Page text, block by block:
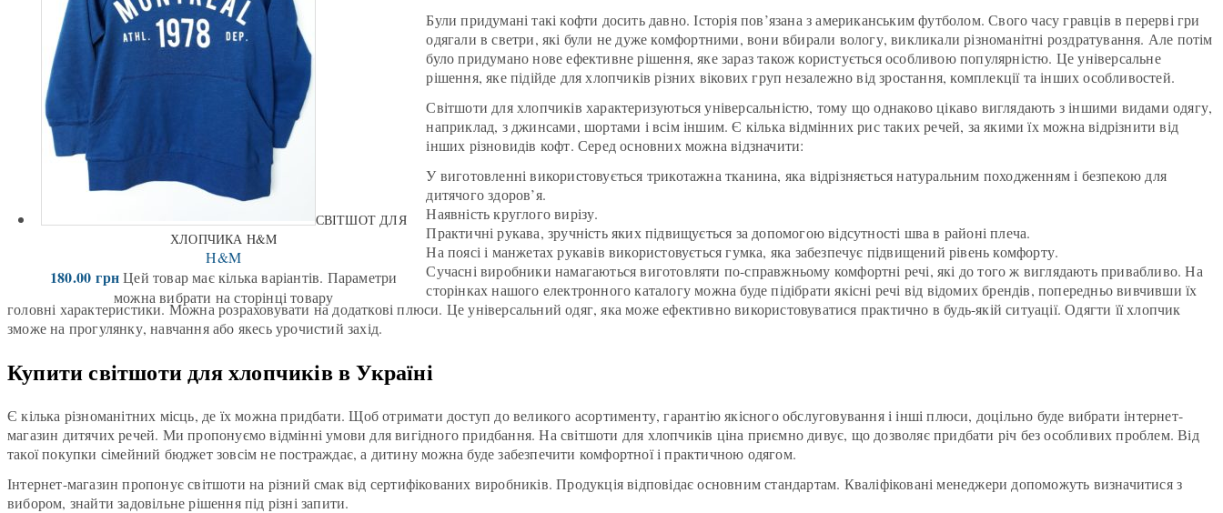
СВІТШОТ ДЛЯ
ХЛОПЧИКА H&M
H&M
180.00грн Цей товар має кілька варіантів. Параметри
можна вибрати на сторінці товару
Були придумані такі кофти досить давно. Історія пов’язана з американським футболом. Свого часу гравців в перерві гри
одягали в светри, які були не дуже комфортними, вони вбирали вологу, викликали різноманітні роздратування. Але потім
було придумано нове ефективне рішення, яке зараз також користується особливою популярністю. Це універсальне
рішення, яке підійде для хлопчиків різних вікових груп незалежно від зростання, комплекції та інших особливостей.
Світшоти для хлопчиків характеризуються універсальністю, тому що однаково цікаво виглядають з іншими видами одягу,
наприклад, з джинсами, шортами і всім іншим. Є кілька відмінних рис таких речей, за якими їх можна відрізнити від
інших різновидів кофт. Серед основних можна відзначити:
У виготовленні використовується трикотажна тканина, яка відрізняється натуральним походженням і безпекою для
дитячого здоров’я.
Наявність круглого вирізу.
Практичні рукава, зручність яких підвищується за допомогою відсутності шва в районі плеча.
На поясі і манжетах рукавів використовується гумка, яка забезпечує підвищений рівень комфорту.
Сучасні виробники намагаються виготовляти по-справжньому комфортні речі, які до того ж виглядають привабливо. На
сторінках нашого електронного каталогу можна буде підібрати якісні речі від відомих брендів, попередньо вивчивши їх
головні характеристики. Можна розраховувати на додаткові плюси. Це універсальний одяг, яка може ефективно використовуватися практично в будь-якій ситуації. Одягти її хлопчик
зможе на прогулянку, навчання або якесь урочистий захід.
Купити світшоти для хлопчиків в Україні
Є кілька різноманітних місць, де їх можна придбати. Щоб отримати доступ до великого асортименту, гарантію якісного обслуговування і інші плюси, доцільно буде вибрати інтернет-
магазин дитячих речей. Ми пропонуємо відмінні умови для вигідного придбання. На світшоти для хлопчиків ціна приємно дивує, що дозволяє придбати річ без особливих проблем. Від
такої покупки сімейний бюджет зовсім не постраждає, а дитину можна буде забезпечити комфортної і практичною одягом.
Інтернет-магазин пропонує світшоти на різний смак від сертифікованих виробників. Продукція відповідає основним стандартам. Кваліфіковані менеджери допоможуть визначитися з
вибором, знайти задовільне рішення під різні запити.